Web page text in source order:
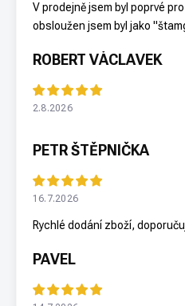
V prodejně jsem byl poprvé
obsloužen jsem byl jako
ROBERT VÁCLAVEK
2.8.2026
PETR ŠTĚPNIČKA
16.7.2026
Rychlé dodání zboží,
PAVEL